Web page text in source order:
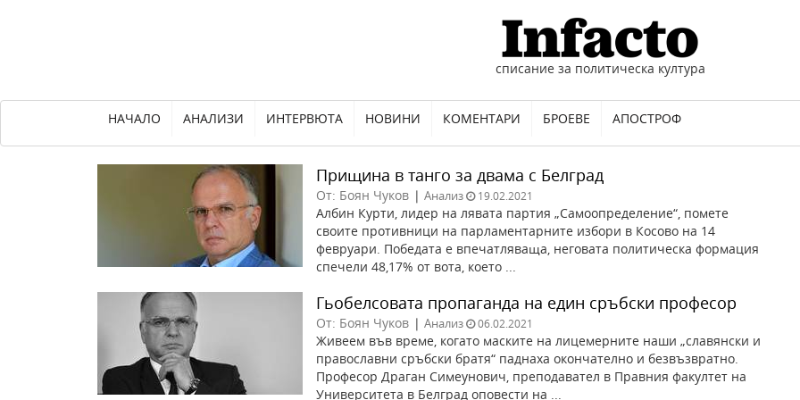
списание за политическа култура
НАЧАЛО АНАЛИЗИ ИНТЕРВЮТА НОВИНИ КОМЕНТАРИ БРОЕВЕ АПОСТРОФ
Прищина в танго за двама с Белград
От: Боян Чуков | Анализ 19.02.2021
Албин Курти, лидер на лявата партия „Самоопределение“, помете
своите противници на парламентарните избори в Косово на 14
февруари. Победата е впечатляваща, неговата политическа формация
спечели 48,17% от вота, което ...
Гьобелсовата пропаганда на един сръбски професор
От: Боян Чуков | Анализ 06.02.2021
Живеем във време, когато маските на лицемерните наши „славянски и
православни сръбски братя“ паднаха окончателно и безвъзвратно.
Професор Драган Симеунович, преподавател в Правния факултет на
Университета в Белград оповести на ...